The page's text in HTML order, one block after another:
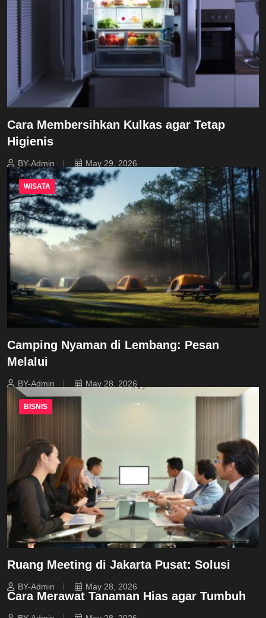
Cara Membersihkan Kulkas agar Tetap
Higienis
BY-Admin May 29, 2026
WISATA
Camping Nyaman di Lembang: Pesan
Melalui
BY-Admin May 28, 2026
BISNIS
Ruang Meeting di Jakarta Pusat: Solusi
BY-Admin May 28, 2026
Cara Merawat Tanaman Hias agar Tumbuh